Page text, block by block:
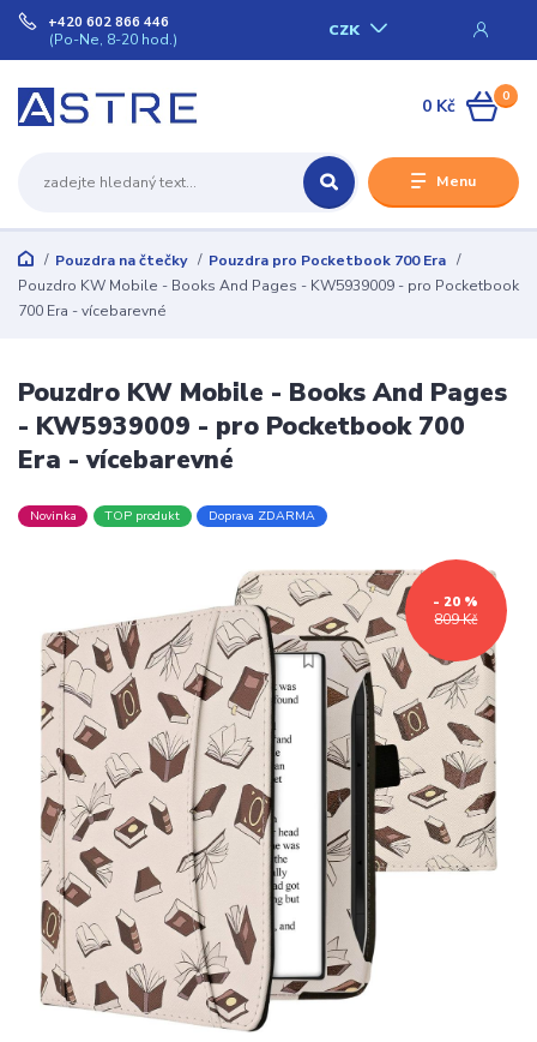
Menu
CZK
+420 602 866 446
(Po-Ne, 8-20 hod.)
0
0 Kč
Pouzdra na čtečky
Pouzdra pro Pocketbook 700 Era
Pouzdro KW Mobile - Books And Pages - KW5939009 - pro Pocketbook
700 Era - vícebarevné
Pouzdro KW Mobile - Books And Pages
- KW5939009 - pro Pocketbook 700
Era - vícebarevné
Novinka TOP produkt Doprava ZDARMA
809 Kč
- 20 %